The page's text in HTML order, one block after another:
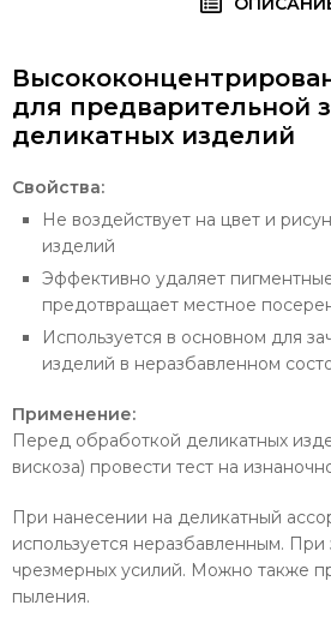
для предварительной
деликатных изделий
Свойства:
Не воздействует на цвет и
изделий
Эффективно удаляет
предотвращает местное
Используется в основном для
изделий в неразбавленном
Применение:
Перед обработкой деликатных
вискоза) провести тест на
При нанесении на деликатный
используется неразбавленным. При
чрезмерных усилий. Можно также
пыления.